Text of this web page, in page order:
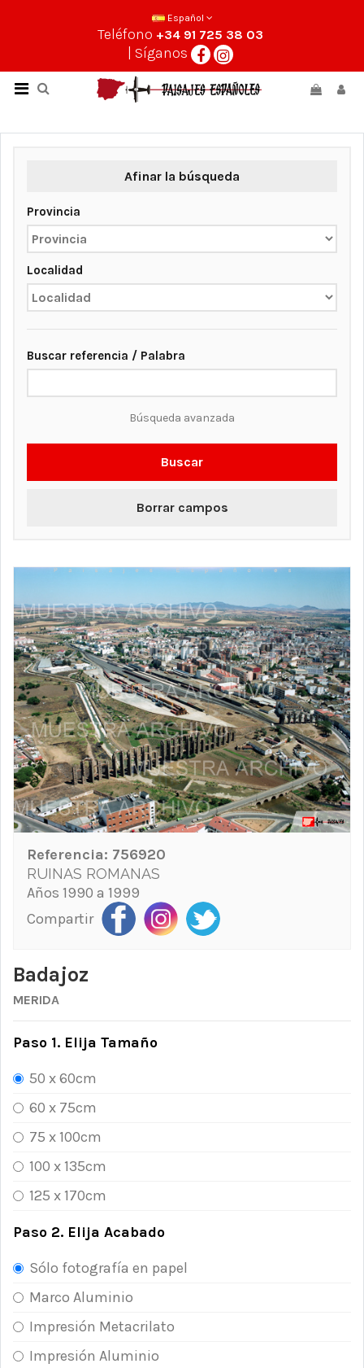
Español
Teléfono +34 91 725 38 03
| Síganos
Afinar la búsqueda
Provincia
Localidad
Buscar referencia / Palabra
Búsqueda avanzada
Buscar
Borrar campos
Referencia: 756920
RUINAS ROMANAS
Años 1990 a 1999
Compartir
Badajoz
MERIDA
Paso 1. Elija Tamaño
50 x 60cm
60 x 75cm
75 x 100cm
100 x 135cm
125 x 170cm
Paso 2. Elija Acabado
Sólo fotografía en papel
Marco Aluminio
Impresión Metacrilato
Impresión Aluminio